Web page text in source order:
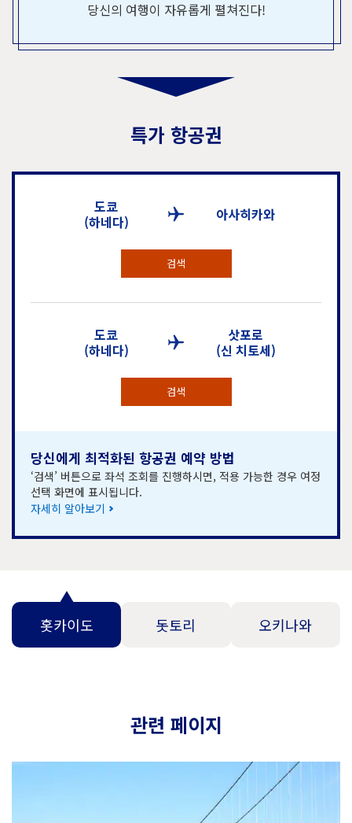
당신의 여행이 자유롭게 펼쳐진다!
특가 항공권
도쿄
(하네다)
아사히카와
검색
도쿄
(하네다)
삿포로
(신 치토세)
검색
당신에게 최적화된 항공권 예약 방법
‘검색’ 버튼으로 좌석 조회를 진행하시면, 적용 가능한 경우 여정
선택 화면에 표시됩니다.
자세히 알아보기
홋카이도 돗토리 오키나와
관련 페이지